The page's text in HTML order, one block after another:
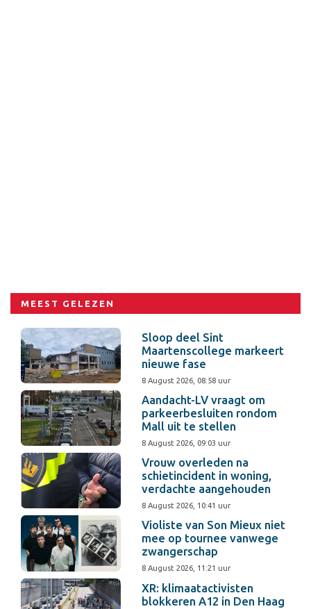
MEEST GELEZEN
Sloop deel Sint
Maartenscollege markeert
nieuwe fase
8 August 2026, 08:58 uur
Aandacht-LV vraagt om
parkeerbesluiten rondom
Mall uit te stellen
8 August 2026, 09:03 uur
Vrouw overleden na
schietincident in woning,
verdachte aangehouden
8 August 2026, 10:41 uur
Violiste van Son Mieux niet
mee op tournee vanwege
zwangerschap
8 August 2026, 11:21 uur
XR: klimaatactivisten
blokkeren A12 in Den Haag